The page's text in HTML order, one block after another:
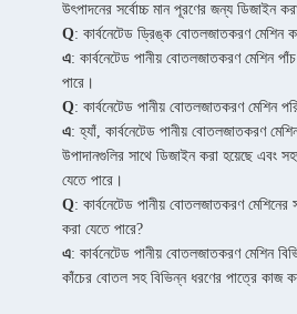
উৎপাদনের সর্বোচ্চ মান পূরণের জন্য ডিজাইন
Q: কার্বনেটেড ড্রিঙ্ক বোতলজাতকরণ মেশিন
এ: কার্বনেটেড পানীয় বোতলজাতকরণ মেশিন
পারে।
Q: কার্বনেটেড পানীয় বোতলজাতকরণ মেশিন
এ: হ্যাঁ, কার্বনেটেড পানীয় বোতলজাতকরণ
উপাদানগুলির সাথে ডিজাইন করা হয়েছে এবং
যেতে পারে।
Q: কার্বনেটেড পানীয় বোতলজাতকরণ মেশিনের
করা যেতে পারে?
এ: কার্বনেটেড পানীয় বোতলজাতকরণ মেশিন
কাঁচের বোতল সহ বিভিন্ন ধরণের পাত্রে কাজ